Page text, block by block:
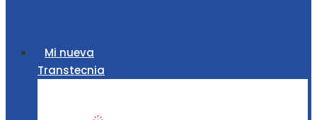
Mi nueva
Transtecnia